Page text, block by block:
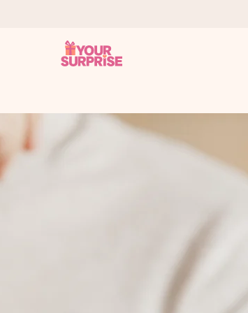
vous puissiez l’offrir au bon moment, quand
Reviews (total de tous les pays où nous
ou un message qui touche le cœur. Sans